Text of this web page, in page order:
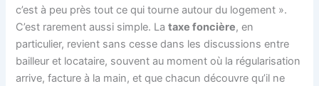
c’est à peu près tout ce qui tourne autour du logement ».
C’est rarement aussi simple. Lataxe foncière, en
particulier, revient sans cesse dans les discussions entre
bailleur et locataire, souvent au moment où la régularisation
arrive, facture à la main, et que chacun découvre qu’il ne